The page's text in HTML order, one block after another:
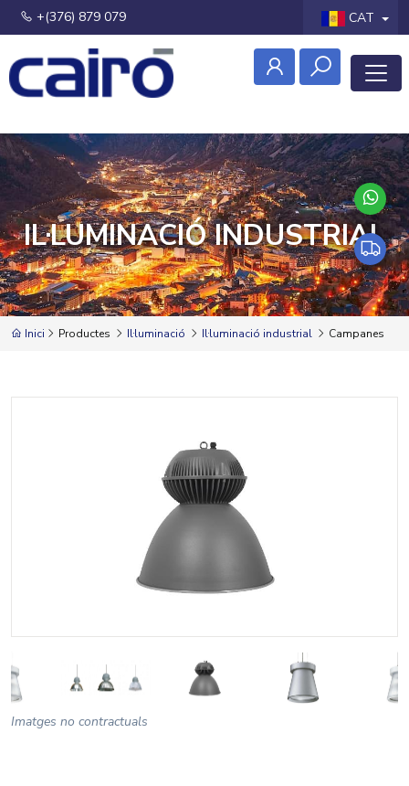
+(376) 879 079 CAT
IL·LUMINACIÓ INDUSTRIAL
Inici Productes Il·luminació Il·luminació industrial Campanes
Imatges no contractuals